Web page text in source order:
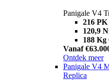
Panigale V4
216 PK
120,9
188 Kg
Vanaf
Ontdek meer
Panigale V4
Replica